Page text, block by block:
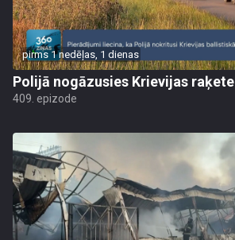
pirms 1 nedēļas, 1 dienas
Polijā nogāzusies Krievijas raķete
409. epizode